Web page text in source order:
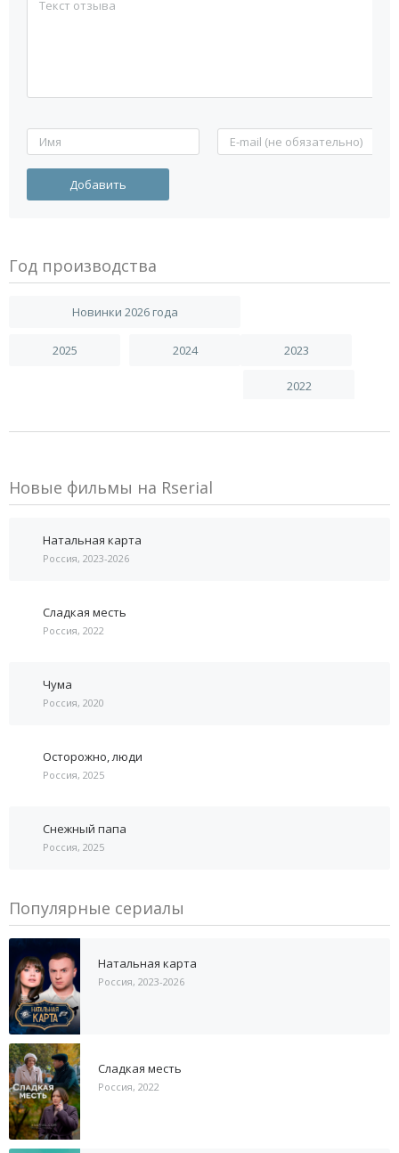
Год производства
Новинки 2026 года
2025 2024 2023
2022
Новые фильмы на Rserial
Натальная карта
Россия, 2023-2026
Сладкая месть
Россия, 2022
Чума
Россия, 2020
Осторожно, люди
Россия, 2025
Снежный папа
Россия, 2025
Популярные сериалы
Натальная карта
Россия, 2023-2026
Сладкая месть
Россия, 2022